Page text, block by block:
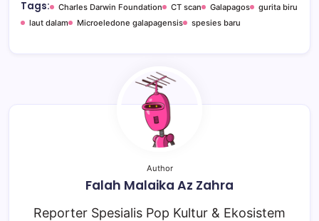
Tags: Charles Darwin Foundation CT scan Galapagos
gurita biru
laut dalam
Microeledone galapagensis spesies baru
Author
Falah Malaika Az Zahra
Reporter Spesialis Pop Kultur & Ekosistem